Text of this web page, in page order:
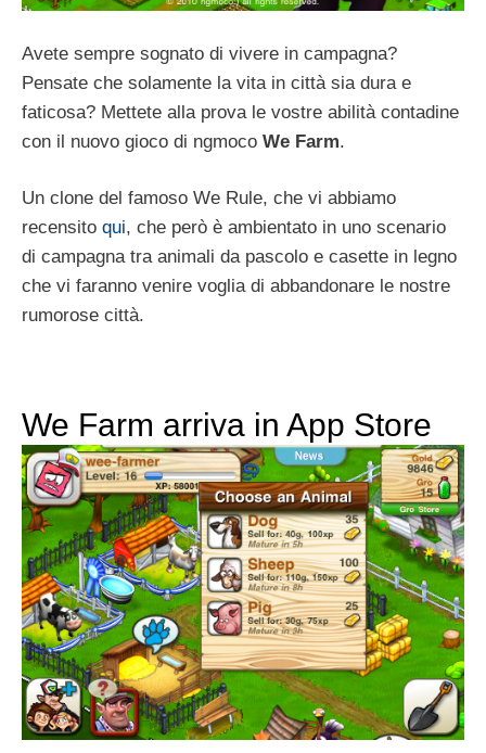
Avete sempre sognato di vivere in campagna?
Pensate che solamente la vita in città sia dura e
faticosa? Mettete alla prova le vostre abilità contadine
con il nuovo gioco di ngmoco We Farm.
Un clone del famoso We Rule, che vi abbiamo
recensito qui, che però è ambientato in uno scenario
di campagna tra animali da pascolo e casette in legno
che vi faranno venire voglia di abbandonare le nostre
rumorose città.
We Farm arriva in App Store